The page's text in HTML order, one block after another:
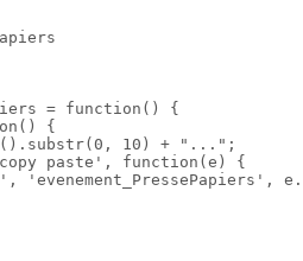
= function() {
{
10) + "...";
paste', function(e) {
'evenement_PressePapiers',